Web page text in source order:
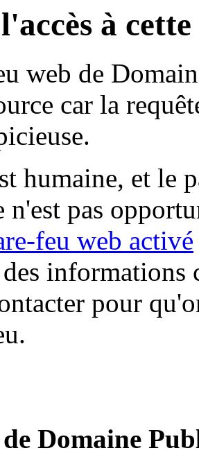
à
web de
car la
humaine, et le
n'est pas
feu web activé
informations
pour
Domaine